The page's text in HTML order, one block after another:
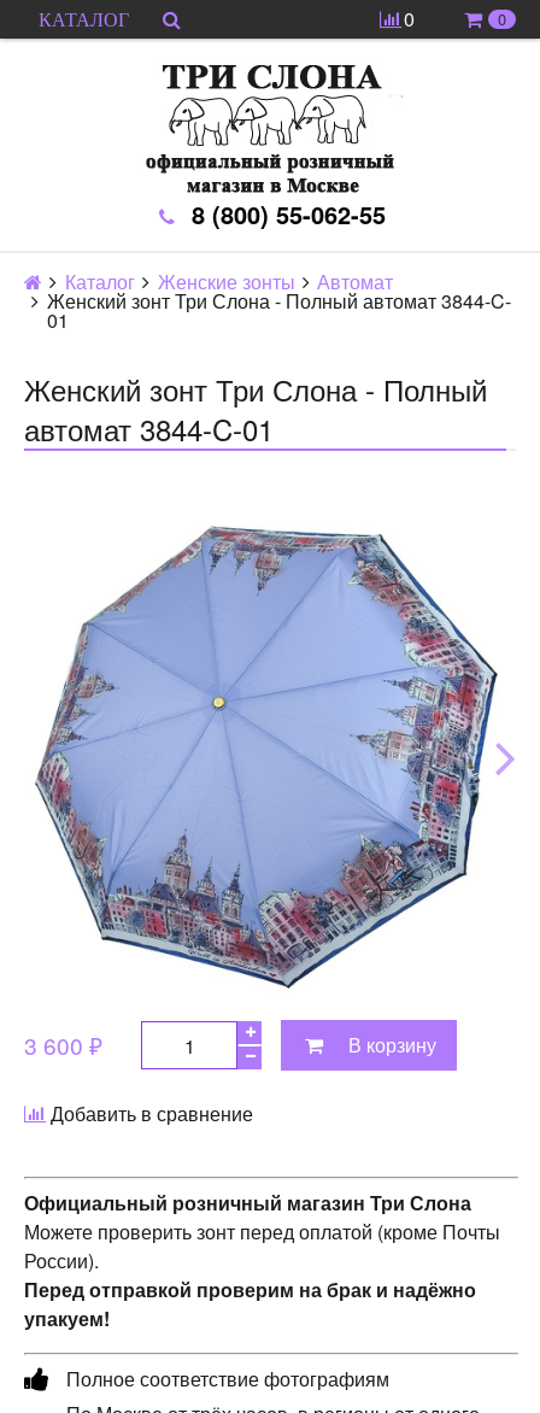
КАТАЛОГ 0 0
8 (800) 55-062-55
Каталог Женские зонты Автомат
Женский зонт Три Слона - Полный автомат 3844-C-
01
Женский зонт Три Слона - Полный
автомат 3844-C-01
3 600 ₽ В корзину
Добавить в сравнение
Официальный розничный магазин Три Слона
Можете проверить зонт перед оплатой (кроме Почты
России).
Перед отправкой проверим на брак и надёжно
упакуем!
Полное соответствие фотографиям